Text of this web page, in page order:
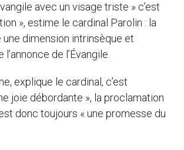
avec un visage triste » c’est
», estime le cardinal Parolin : la
dimension intrinsèque et
de l’Évangile.
explique le cardinal, c’est
joie débordante », la proclamation
donc toujours « une promesse du